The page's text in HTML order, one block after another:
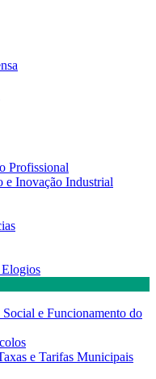
Profissional
e Inovação Industrial
Elogios
e Funcionamento do
e Tarifas Municipais